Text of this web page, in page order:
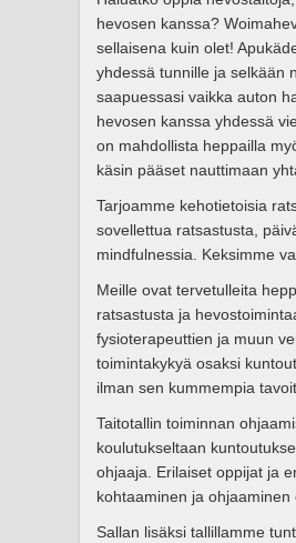
hevosen kanssa?
sellaisena kuin olet!
yhdessä tunnille ja selkään
saapuessasi vaikka auton
hevosen kanssa yhdessä
on mahdollista heppailla
käsin pääset nauttimaan
Tarjoamme kehotietoisia
sovellettua ratsastusta,
mindfulnessia. Keksimme
Meille ovat tervetulleita
ratsastusta ja
fysioterapeuttien ja muun
toimintakykyä osaksi
ilman sen kummempia
Taitotallin toiminnan
koulutukseltaan
ohjaaja. Erilaiset oppijat ja
kohtaaminen ja ohjaaminen
Sallan lisäksi tallillamme